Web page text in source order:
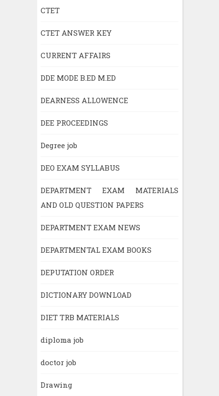
CTET
CTET ANSWER KEY
CURRENT AFFAIRS
DDE MODE B.ED M.ED
DEARNESS ALLOWENCE
DEE PROCEEDINGS
Degree job
DEO EXAM SYLLABUS
DEPARTMENT EXAM MATERIALS
AND OLD QUESTION PAPERS
DEPARTMENT EXAM NEWS
DEPARTMENTAL EXAM BOOKS
DEPUTATION ORDER
DICTIONARY DOWNLOAD
DIET TRB MATERIALS
diploma job
doctor job
Drawing